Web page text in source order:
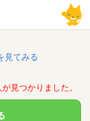
見てみる
見つかりました。